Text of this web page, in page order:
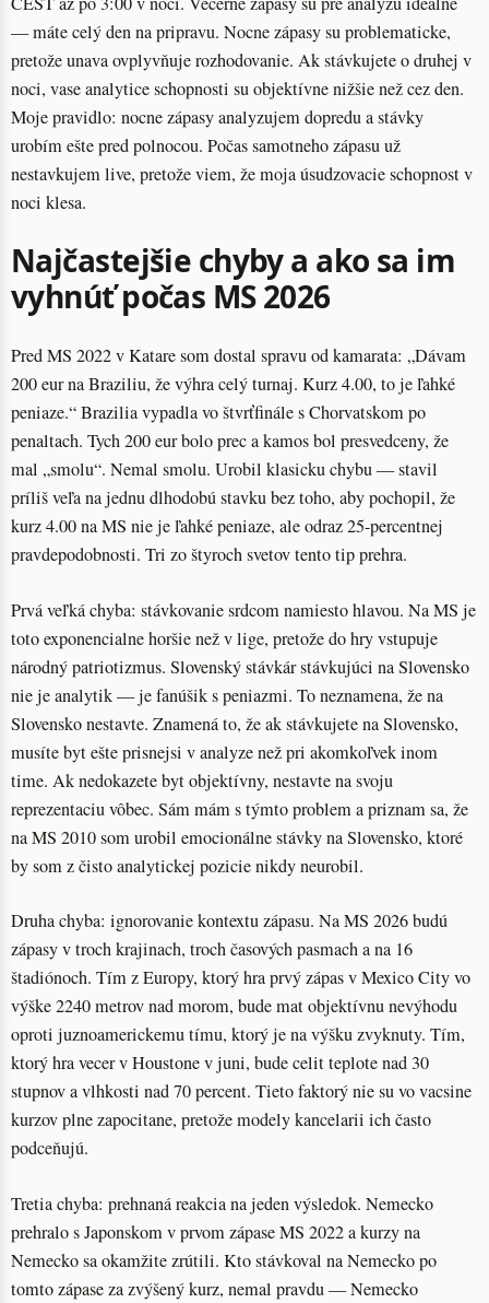
— máte celý den na pripravu. Nocne zápasy su problematicke,
pretože unava ovplyvňuje rozhodovanie. Ak stávkujete o druhej v
noci, vase analytice schopnosti su objektívne nižšie než cez den.
Moje pravidlo: nocne zápasy analyzujem dopredu a stávky
urobím ešte pred polnocou. Počas samotneho zápasu už
nestavkujem live, pretože viem, že moja úsudzovacie schopnost v
noci klesa.
Najčastejšie chyby a ako sa im
vyhnúť počas MS 2026
Pred MS 2022 v Katare som dostal spravu od kamarata: „Dávam
200 eur na Braziliu, že výhra celý turnaj. Kurz 4.00, to je ľahké
peniaze.“ Brazilia vypadla vo štvrťfinále s Chorvatskom po
penaltach. Tych 200 eur bolo prec a kamos bol presvedceny, že
mal „smolu“. Nemal smolu. Urobil klasicku chybu — stavil
príliš veľa na jednu dlhodobú stavku bez toho, aby pochopil, že
kurz 4.00 na MS nie je ľahké peniaze, ale odraz 25-percentnej
pravdepodobnosti. Tri zo štyroch svetov tento tip prehra.
Prvá veľká chyba: stávkovanie srdcom namiesto hlavou. Na MS je
toto exponencialne horšie než v lige, pretože do hry vstupuje
národný patriotizmus. Slovenský stávkár stávkujúci na Slovensko
nie je analytik — je fanúšik s peniazmi. To neznamena, že na
Slovensko nestavte. Znamená to, že ak stávkujete na Slovensko,
musíte byt ešte prisnejsi v analyze než pri akomkoľvek inom
time. Ak nedokazete byt objektívny, nestavte na svoju
reprezentaciu vôbec. Sám mám s týmto problem a priznam sa, že
na MS 2010 som urobil emocionálne stávky na Slovensko, ktoré
by som z čisto analytickej pozicie nikdy neurobil.
Druha chyba: ignorovanie kontextu zápasu. Na MS 2026 budú
zápasy v troch krajinach, troch časových pasmach a na 16
štadiónoch. Tím z Europy, ktorý hra prvý zápas v Mexico City vo
výške 2240 metrov nad morom, bude mat objektívnu nevýhodu
oproti juznoamerickemu tímu, ktorý je na výšku zvyknuty. Tím,
ktorý hra vecer v Houstone v juni, bude celit teplote nad 30
stupnov a vlhkosti nad 70 percent. Tieto faktorý nie su vo vacsine
kurzov plne zapocitane, pretože modely kancelarii ich často
podceňujú.
Tretia chyba: prehnaná reakcia na jeden výsledok. Nemecko
prehralo s Japonskom v prvom zápase MS 2022 a kurzy na
Nemecko sa okamžite zrútili. Kto stávkoval na Nemecko po
tomto zápase za zvýšený kurz, nemal pravdu — Nemecko